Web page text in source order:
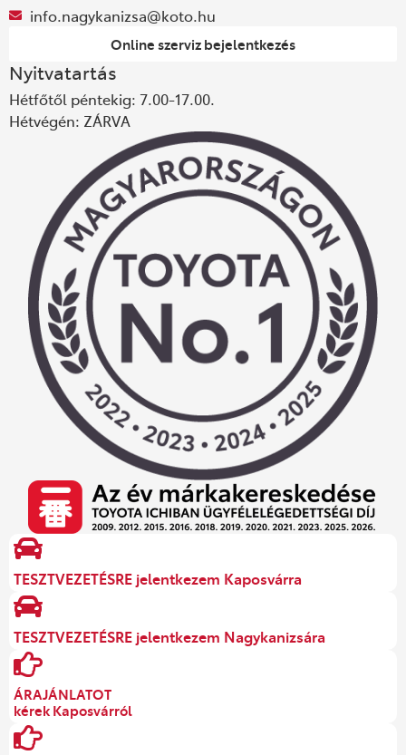
info.nagykanizsa@koto.hu
Online szerviz bejelentkezés
Nyitvatartás
Hétfőtől péntekig: 7.00-17.00.
Hétvégén: ZÁRVA
TESZTVEZETÉSRE jelentkezem Kaposvárra
TESZTVEZETÉSRE jelentkezem Nagykanizsára
ÁRAJÁNLATOT
kérek Kaposvárról